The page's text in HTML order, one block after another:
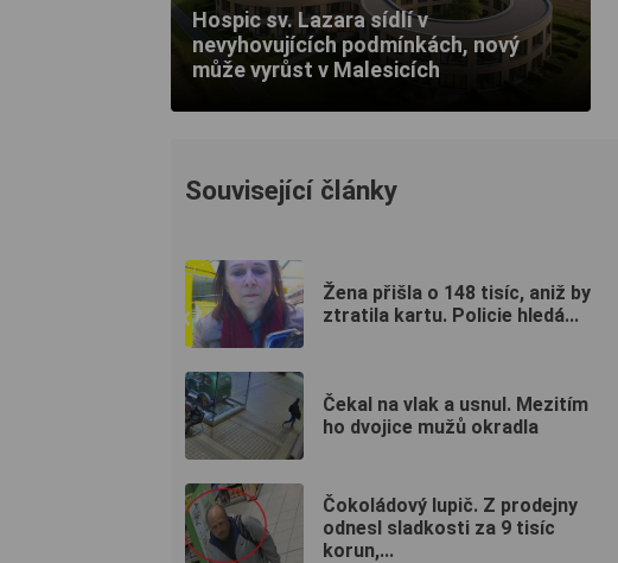
Hospic sv. Lazara sídlí v
nevyhovujících podmínkách, nový
může vyrůst v Malesicích
Související články
Žena přišla o 148 tisíc, aniž by
ztratila kartu. Policie hledá...
Čekal na vlak a usnul. Mezitím
ho dvojice mužů okradla
Čokoládový lupič. Z prodejny
odnesl sladkosti za 9 tisíc
korun,...